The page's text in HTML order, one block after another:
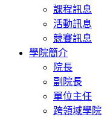
課程訊息
活動訊息
競賽訊息
學院簡介
院長
副院長
單位主任
跨領域學院